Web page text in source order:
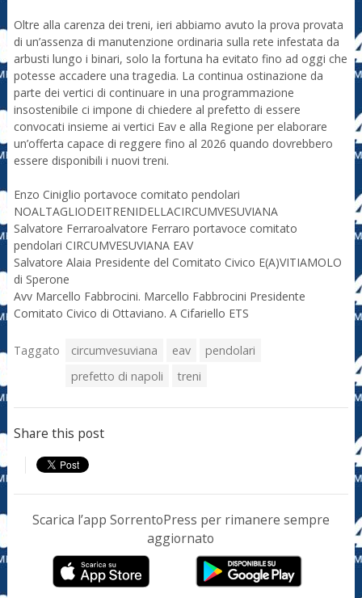
Oltre alla carenza dei treni, ieri abbiamo avuto la prova provata
di un’assenza di manutenzione ordinaria sulla rete infestata da
arbusti lungo i binari, solo la fortuna ha evitato fino ad oggi che
potesse accadere una tragedia. La continua ostinazione da
parte dei vertici di continuare in una programmazione
insostenibile ci impone di chiedere al prefetto di essere
convocati insieme ai vertici Eav e alla Regione per elaborare
un’offerta capace di reggere fino al 2026 quando dovrebbero
essere disponibili i nuovi treni.
Enzo Ciniglio portavoce comitato pendolari
NOALTAGLIODEITRENIDELLACIRCUMVESUVIANA
Salvatore Ferraroalvatore Ferraro portavoce comitato
pendolari CIRCUMVESUVIANA EAV
Salvatore Alaia Presidente del Comitato Civico E(A)VITIAMOLO
di Sperone
Avv Marcello Fabbrocini. Marcello Fabbrocini Presidente
Comitato Civico di Ottaviano. A Cifariello ETS
Taggato circumvesuviana eav
pendolari
prefetto di napoli
treni
Share this post
Scarica l’app SorrentoPress per rimanere sempre
aggiornato